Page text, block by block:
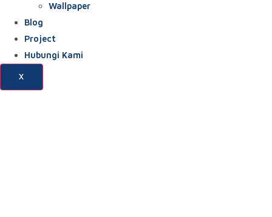
Wallpaper
Blog
Project
Hubungi Kami
X